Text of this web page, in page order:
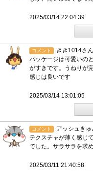
2025/03/14 22:04:39
コメント
きき1014さん
パッケージは可愛いの
がすきです。うねりが
感じは良いです
2025/03/14 13:01:05
コメント
アッシュきゅ
テクスチャが薄く感じ
でした。サラサラを求
2025/03/11 21:40:58